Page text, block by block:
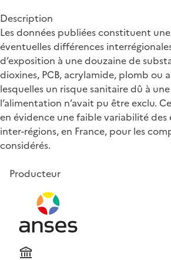
Description
Les données publiées constituent
éventuelles différences
d’exposition à une douzaine de
dioxines, PCB, acrylamide, plomb ou
lesquelles un risque sanitaire dû à
l’alimentation n’avait pu être exclu.
en évidence une faible variabilité
inter-régions, en France, pour les
considérés.
Producteur